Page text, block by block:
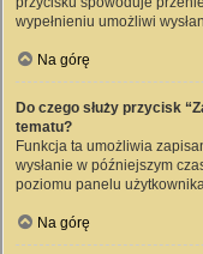
wypełnieniu umożliwi
Na górę
Do czego służy przycisk
tematu?
Funkcja ta umożliwia
wysłanie w późniejszym
poziomu panelu
Na górę